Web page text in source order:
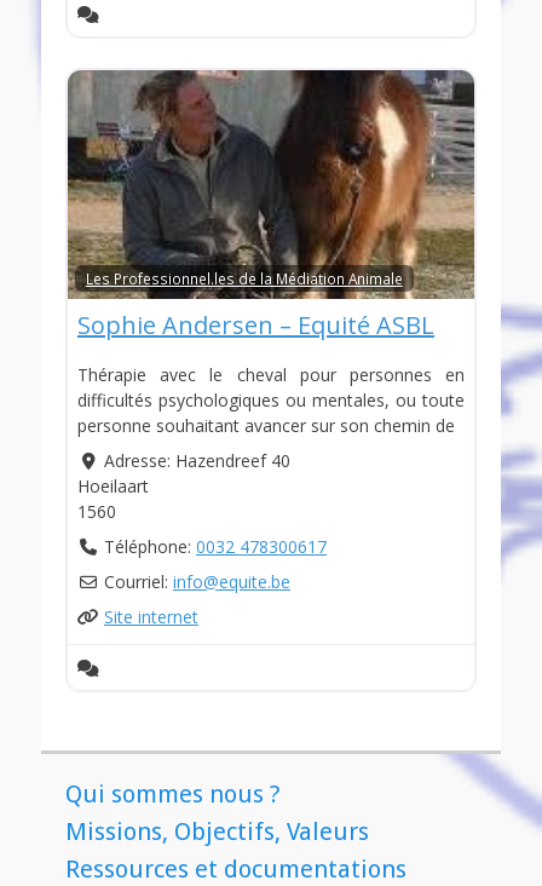
Les Professionnel.les de la Médiation Animale
Sophie Andersen – Equité ASBL
Thérapie avec le cheval pour personnes en
difficultés psychologiques ou mentales, ou toute
personne souhaitant avancer sur son chemin de
Adresse: Hazendreef 40
Hoeilaart
1560
Téléphone: 0032 478300617
Courriel: info@equite.be
Site internet
Qui sommes nous ?
Missions, Objectifs, Valeurs
Ressources et documentations